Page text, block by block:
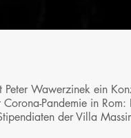
Wawerzinek ein
Pandemie in
der Villa